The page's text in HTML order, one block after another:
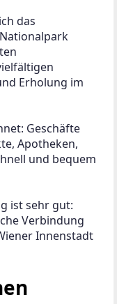
das
Erholung im
Geschäfte
Apotheken,
und bequem
ist sehr gut:
Verbindung
Innenstadt